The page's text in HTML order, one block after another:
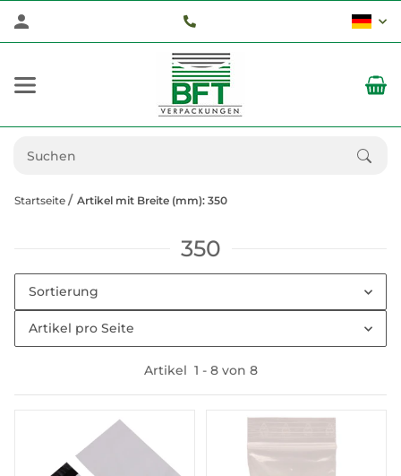
Startseite Artikel mit Breite (mm): 350
350
Sortierung
Artikel pro Seite
Artikel 1 - 8von 8